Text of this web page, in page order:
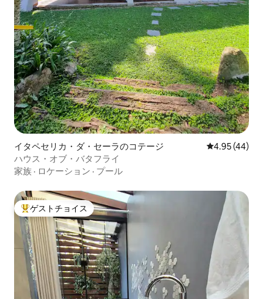
イタペセリカ・ダ・セーラのコテージ レビュー44
4.95 (44)
ハウス・オブ・バタフライ
家族 · ロケーション · プール
大好評のゲストチョイスです。
ゲストチョイス